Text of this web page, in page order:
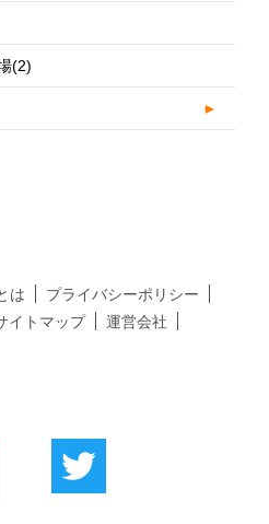
(2)
►
は
プライバシーポリシー
イトマップ
運営会社